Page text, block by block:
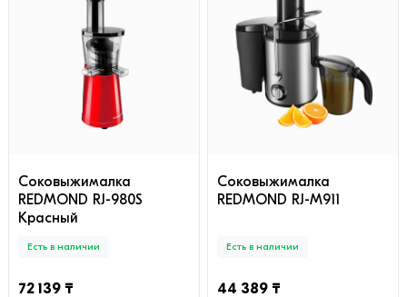
Соковыжималка
REDMOND RJ-980S
Красный
Есть в наличии
72 139 ₸
Соковыжималка
REDMOND RJ-M911
Есть в наличии
44 389 ₸